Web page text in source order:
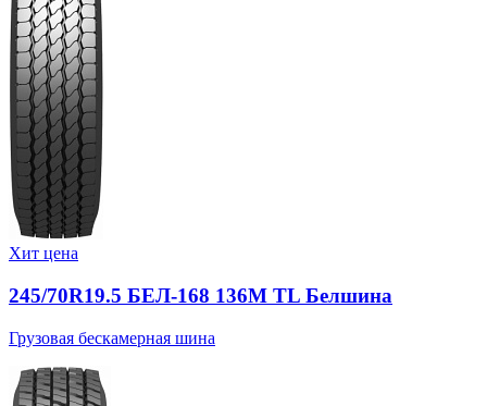
Хит цена
245/70R19.5 БЕЛ-168 136M TL Белшина
Грузовая бескамерная шина